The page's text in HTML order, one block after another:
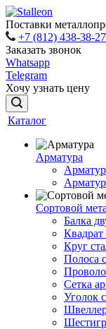
Поставки
+7 (812) 438-38-27
Заказать звонок
Whatsapp
Telegram
Хочу узнать цену
Каталог
Арматура
Сортовой
Балка
Квадрат
Круг
Полоса
Сетка
Уголок